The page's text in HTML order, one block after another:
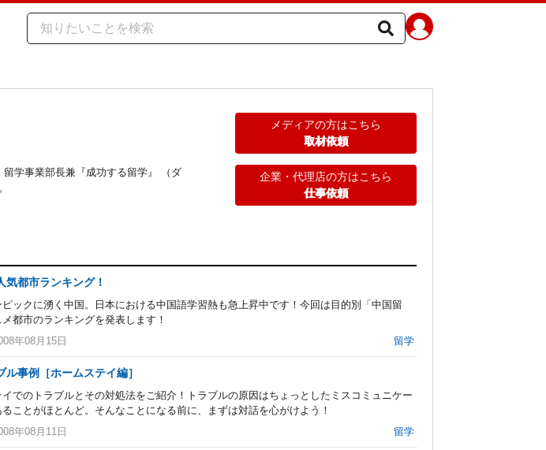
学事業部長兼『成功する留学』 （ダ
メディアの方はこちら
取材依頼
企業・代理店の方はこちら
仕事依頼
気都市ランキング！
ックに湧く中国。日本における中国語学習熱も急上昇中です！今回は目的別「中国留
都市のランキングを発表します！
年08月15日
留学
ル事例［ホームステイ編］
でのトラブルとその対処法をご紹介！トラブルの原因はちょっとしたミスコミュニケー
ことがほとんど。そんなことになる前に、まずは対話を心がけよう！
年08月11日
留学